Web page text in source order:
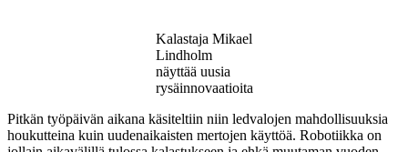
Kalastaja Mikael
Lindholm
näyttää uusia
rysäinnovaatioita
Pitkän työpäivän aikana käsiteltiin niin ledvalojen mahdollisuuksia
houkutteina kuin uudenaikaisten mertojen käyttöä. Robotiikka on